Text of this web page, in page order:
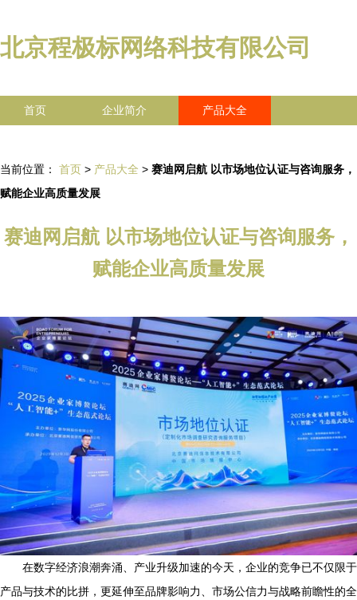
北京程极标网络科技有限公司
首页 企业简介 产品大全
当前位置： 首页 > 产品大全 > 赛迪网启航 以市场地位认证与咨询服务，
赋能企业高质量发展
赛迪网启航 以市场地位认证与咨询服务，
赋能企业高质量发展
在数字经济浪潮奔涌、产业升级加速的今天，企业的竞争已不仅限于
产品与技术的比拼，更延伸至品牌影响力、市场公信力与战略前瞻性的全